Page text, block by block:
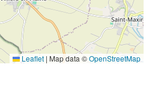
Leaflet | Map data ©OpenStreetMap